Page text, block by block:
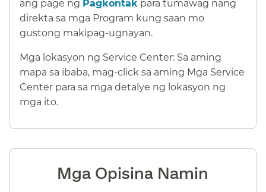
ang page ng Pagkontak para tumawag nang
direkta sa mga Program kung saan mo
gustong makipag-ugnayan.​​
Mga lokasyon ng Service Center: Sa aming
mapa sa ibaba, mag-click sa aming Mga Service
Center para sa mga detalye ng lokasyon ng
mga ito.​​
Mga Opisina Namin​​